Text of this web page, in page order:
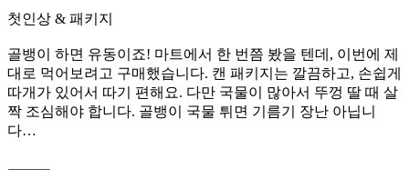
첫인상 & 패키지
골뱅이 하면 유동이죠! 마트에서 한 번쯤 봤을 텐데, 이번에 제
대로 먹어보려고 구매했습니다. 캔 패키지는 깔끔하고, 손쉽게
따개가 있어서 따기 편해요. 다만 국물이 많아서 뚜껑 딸 때 살
짝 조심해야 합니다. 골뱅이 국물 튀면 기름기 장난 아닙니
다…
⸻